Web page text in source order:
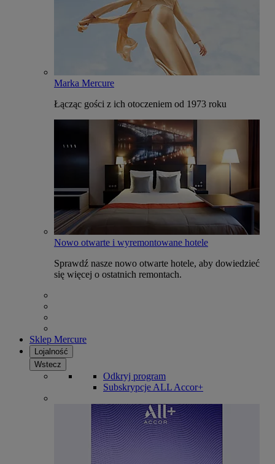
Marka Mercure
Łącząc gości z ich otoczeniem od 1973 roku
Nowo otwarte i wyremontowane hotele
Sprawdź nasze nowo otwarte hotele, aby dowiedzieć
się więcej o ostatnich remontach.
Sklep Mercure
Lojalność
Wstecz
Odkryj program
Subskrypcje ALL Accor+